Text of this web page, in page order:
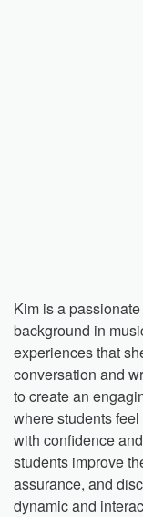
Kim is a
background in
experiences that
conversation and
to create an
where students
with confidence
students improve
assurance, and
dynamic and